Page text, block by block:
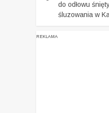
do odłowu
śluzowania w
REKLAMA